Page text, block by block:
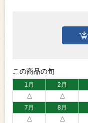
この商品の旬
1月 2月
△
△
7月
8月
△
△